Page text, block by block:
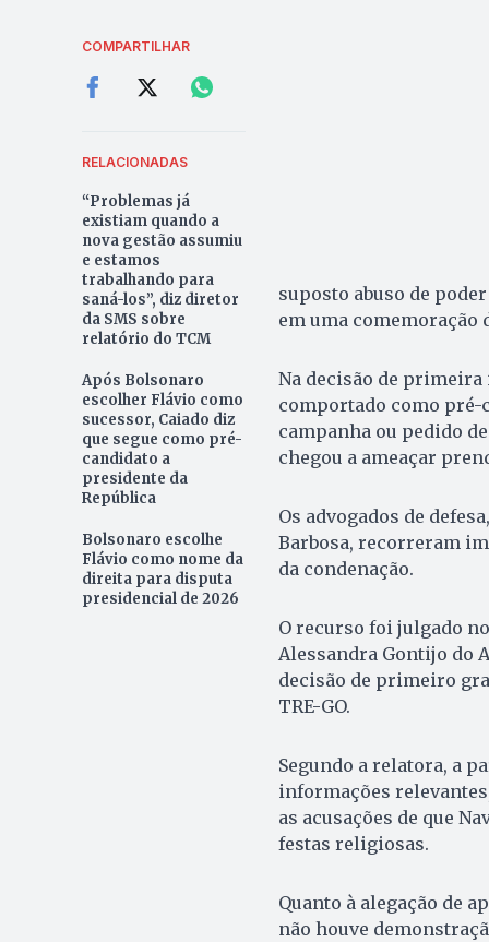
COMPARTILHAR
RELACIONADAS
“Problemas já
existiam quando a
nova gestão assumiu
e estamos
trabalhando para
saná-los”, diz diretor
da SMS sobre
relatório do TCM
Após Bolsonaro
escolher Flávio como
sucessor, Caiado diz
que segue como pré-
candidato a
presidente da
República
Bolsonaro escolhe
Flávio como nome da
direita para disputa
presidencial de 2026
suposto abuso de
em uma comemoração
Na decisão de
comportado como pré-
campanha ou pedido
chegou a ameaçar
Os advogados de
Barbosa, recorreram
da condenação.
O recurso foi julgado
Alessandra Gontijo do
decisão de primeiro
TRE-GO.
Segundo a relatora, a
informações
as acusações de que
festas religiosas.
Quanto à alegação de
não houve